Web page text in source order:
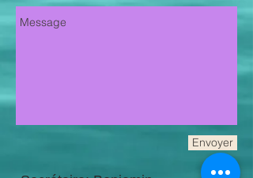
Envoyer